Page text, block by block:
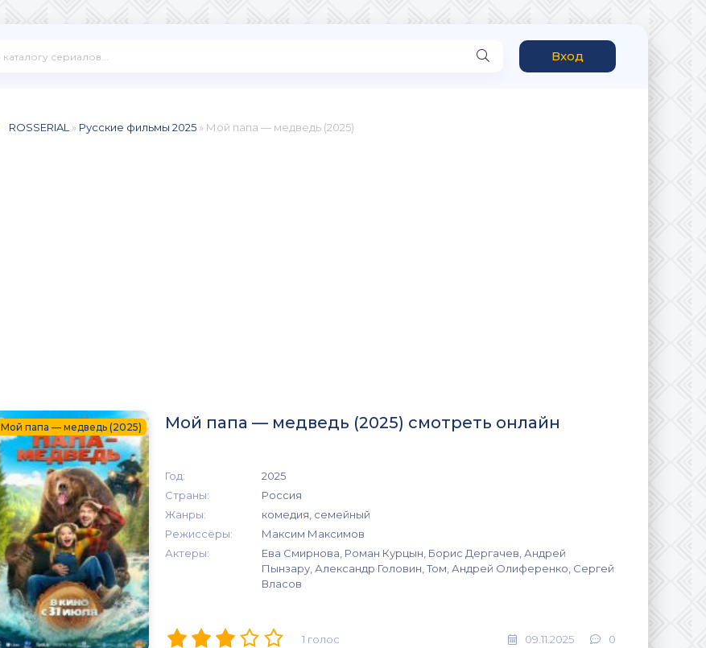
Вход
ROSSERIAL » Русские фильмы 2025 » Мой папа — медведь (2025)
Мой папа — медведь (2025) Мой папа — медведь (2025) смотреть онлайн
Год:
2025
Страны:
Россия
Жанры:
комедия, семейный
Режиссёры:
Максим Максимов
Актеры:
Ева Смирнова, Роман Курцын, Борис Дергачев, Андрей
Пынзару, Александр Головин, Том, Андрей Олиференко, Сергей
Власов
1 голос 09.11.2025 0